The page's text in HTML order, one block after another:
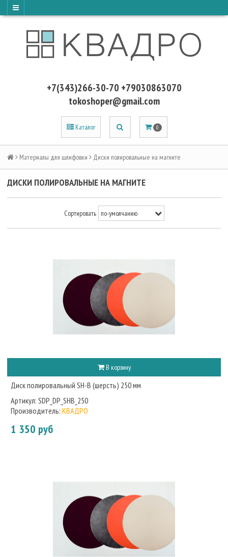
+7(343)266-30-70 +79030863070
tokoshoper@gmail.com
Каталог 0
Материалы для шлифовки Диски полировальные на магните
ДИСКИ ПОЛИРОВАЛЬНЫЕ НА МАГНИТЕ
Сортировать
В корзину
Диск полировальный SH-B (шерсть) 250 мм
Артикул: SDP_DP_SHB_250
Производитель: КВАДРО
1 350 руб